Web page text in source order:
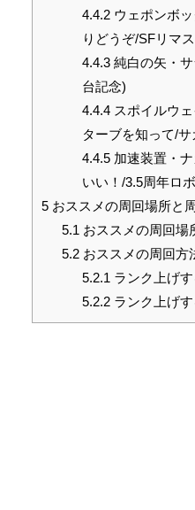
4.4.2ウェポンボッ
りどうぞ/SFリマ
4.4.3純白の矢・サ
台記念)
4.4.4スポイルウェ
ターブを知って/サ
4.4.5加速装置・ナ
いい！/3.5周年ロ
5 おススメの周回場所と
5.1 おススメの周回場
5.2おススメの周回方
5.2.1 ランク上げ
5.2.2ランク上げす